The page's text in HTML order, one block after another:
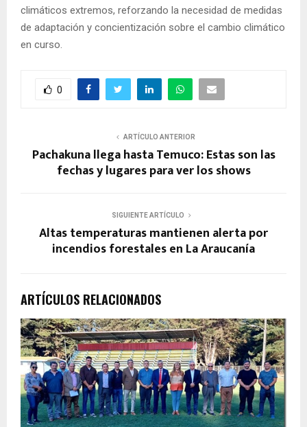
climáticos extremos, reforzando la necesidad de medidas
de adaptación y concientización sobre el cambio climático
en curso.
0
ARTÍCULO ANTERIOR
Pachakuna llega hasta Temuco: Estas son las
fechas y lugares para ver los shows
SIGUIENTE ARTÍCULO
Altas temperaturas mantienen alerta por
incendios forestales en La Araucanía
ARTÍCULOS RELACIONADOS